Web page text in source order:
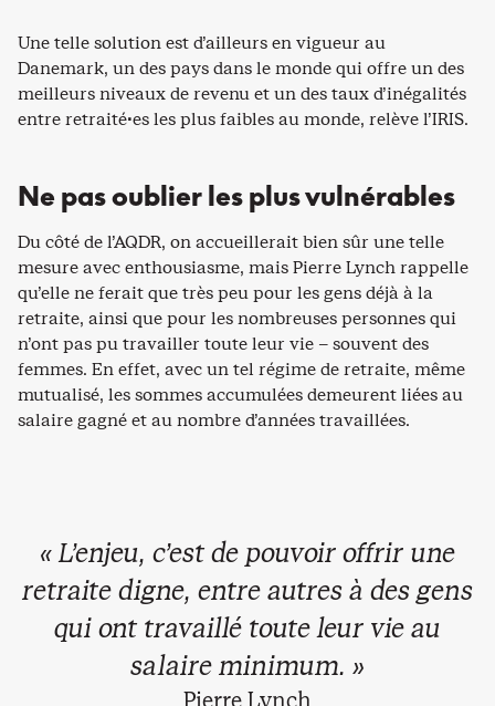
Une telle solution est d’ailleurs en vigueur au
Danemark, un des pays dans le monde qui offre un des
meilleurs niveaux de revenu et un des taux d’inégalités
entre retraité·es les plus faibles au monde, relève l’IRIS.
Ne pas oublier les plus vulnérables
Du côté de l’AQDR, on accueillerait bien sûr une telle
mesure avec enthousiasme, mais Pierre Lynch rappelle
qu’elle ne ferait que très peu pour les gens déjà à la
retraite, ainsi que pour les nombreuses personnes qui
n’ont pas pu travailler toute leur vie – souvent des
femmes. En effet, avec un tel régime de retraite, même
mutualisé, les sommes accumulées demeurent liées au
salaire gagné et au nombre d’années travaillées.
« L’enjeu, c’est de pouvoir offrir une
retraite digne, entre autres à des gens
qui ont travaillé toute leur vie au
salaire minimum. »